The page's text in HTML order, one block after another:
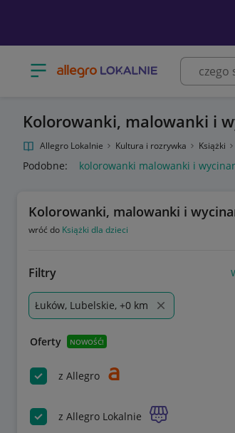
Otwórz menu z kategoriami
Kolorowanki, malowanki i
Allegro Lokalnie Kultura i rozrywka Książki
Podobne: kolorowanki malowanki i
Kolorowanki, malowanki i
wróć do Książki dla dzieci
Filtry
Łuków, Lubelskie, +0 km
Oferty NOWOŚĆ!
z Allegro
z Allegro Lokalnie